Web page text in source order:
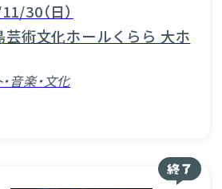
30（日）
芸術文化ホールくらら 大ホ
音楽・文化